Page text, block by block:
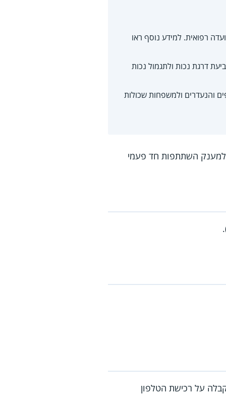
רפואית. למידע נוסף ראו
דרגת נכות ולתגמול נכות
והנעדרים ולמשפחות שכולות
זכאים למענק השתתפות חד פעמי
על רכישת הטלפון